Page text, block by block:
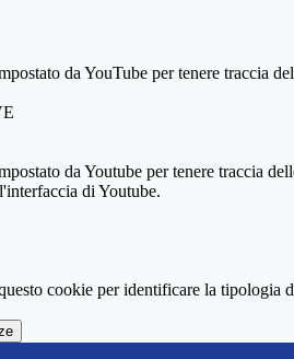
da YouTube per tenere traccia
da Youtube per tenere traccia
di Youtube.
cookie per identificare la tipologia